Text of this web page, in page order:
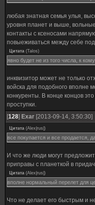
любая знатная семья улья,
уровня планет и выше,
контакты с ксеносами
повыеживаться между себе
Цитата (Talos)
явно будет не из того числа, к
инквизитор может не только
войска для подобного вполне
конкуренты. В конце концов
проступки.
[128] Exar [2013-09-14, 3:50:30]
Цитата (Alex|rus| )
все покупается и все продается,
И что же люди могут
приправы с планеткой в
Цитата (Alex|rus| )
вполне нормальный перелет для
Что не делает его быстрым и